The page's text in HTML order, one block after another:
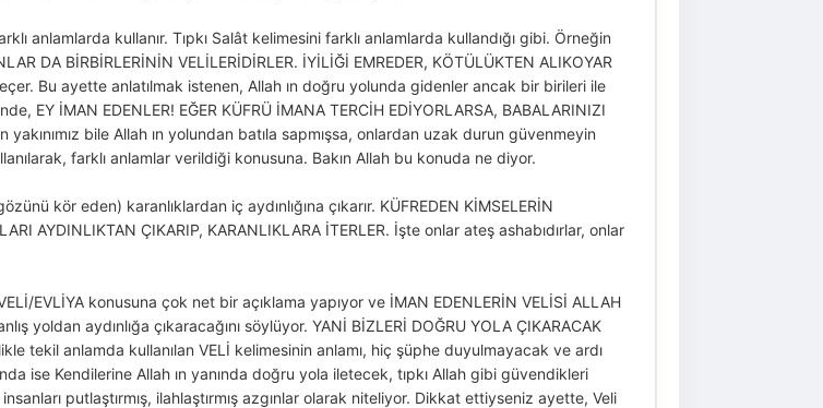
anlamlarda kullanır. Tıpkı Salât kelimesini farklı anlamlarda kullandığı gibi. Örneğin
DA BİRBİRLERİNİN VELİLERİDİRLER. İYİLİĞİ EMREDER, KÖTÜLÜKTEN ALIKOYAR
Bu ayette anlatılmak istenen, Allah ın doğru yolunda gidenler ancak bir birileri ile
EY İMAN EDENLER! EĞER KÜFRÜ İMANA TERCİH EDİYORLARSA, BABALARINIZI
bile Allah ın yolundan batıla sapmışsa, onlardan uzak durun güvenmeyin
farklı anlamlar verildiği konusuna. Bakın Allah bu konuda ne diyor.
kör eden) karanlıklardan iç aydınlığına çıkarır. KÜFREDEN KİMSELERİN
AYDINLIKTAN ÇIKARIP, KARANLIKLARA İTERLER. İşte onlar ateş ashabıdırlar, onlar
EVLİYA konusuna çok net bir açıklama yapıyor ve İMAN EDENLERİN VELİSİ ALLAH
yoldan aydınlığa çıkaracağını söylüyor. YANİ BİZLERİ DOĞRU YOLA ÇIKARACAK
tekil anlamda kullanılan VELİ kelimesinin anlamı, hiç şüphe duyulmayacak ve ardı
ise Kendilerine Allah ın yanında doğru yola iletecek, tıpkı Allah gibi güvendikleri
putlaştırmış, ilahlaştırmış azgınlar olarak niteliyor. Dikkat ettiyseniz ayette, Veli